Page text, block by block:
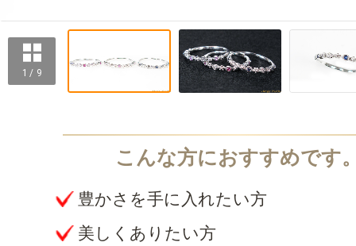
1 / 9
豊かさを手に入れたい方
美しくありたい方